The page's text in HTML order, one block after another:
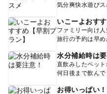
気分爽快水遊びス
いこーよおす
ファミリー向け人
旅行の予約は早
水分補給時は要
直飲みしたペット
何日後まで飲んで
お得いっぱい